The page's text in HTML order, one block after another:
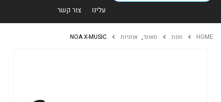
עלינו
צור קשר
HOME חנות סאונד, אוזניות NOA X-MUSIC